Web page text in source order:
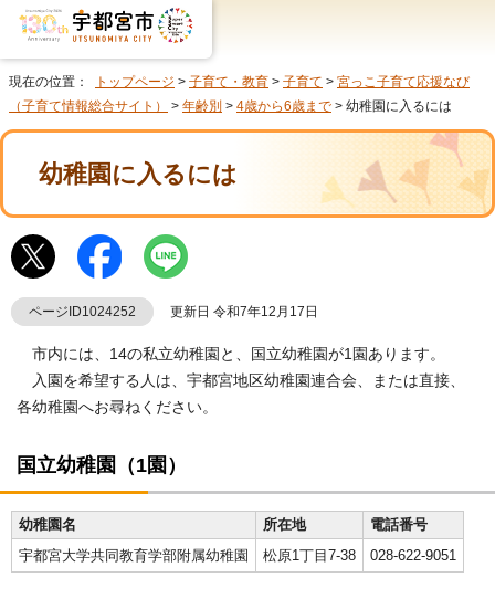
現在の位置： トップページ > 子育て・教育 > 子育て > 宮っこ子育て応援なび
（子育て情報総合サイト）
> 年齢別 > 4歳から6歳まで > 幼稚園に入るには
幼稚園に入るには
ページID1024252 更新日 令和7年12月17日
市内には、14の私立幼稚園と、国立幼稚園が1園あります。
入園を希望する人は、宇都宮地区幼稚園連合会、または直接、
各幼稚園へお尋ねください。
国立幼稚園（1園）
幼稚園名 所在地
電話番号
宇都宮大学共同教育学部附属幼稚園
松原1丁目7-38 028-622-9051